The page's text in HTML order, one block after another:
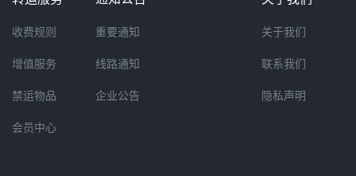
收费规则
增值服务
禁运物品
会员中心
重要通知
线路通知
企业公告
关于我们
联系我们
隐私声明